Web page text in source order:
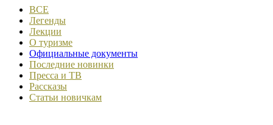
ВСЕ
Легенды
Лекции
О туризме
Официальные документы
Последние новинки
Пресса и ТВ
Рассказы
Статьи новичкам